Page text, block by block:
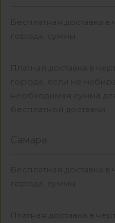
Бесплатная доставка в
города, суммы
Платная доставка в
города, если не
необходимая сумма для
бесплатной доставки
Самара
Бесплатная доставка в
города, суммы
Платная доставка в